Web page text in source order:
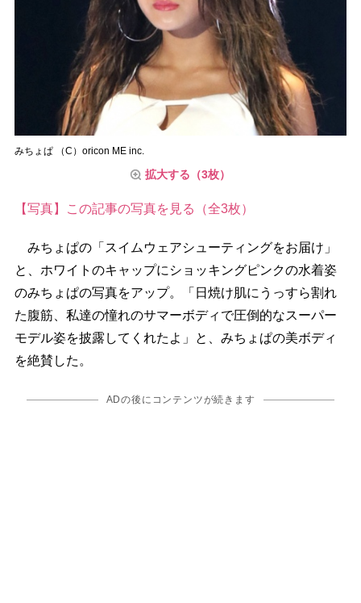
みちょぱ （C）oricon ME inc.
拡大する（3枚）
【写真】この記事の写真を見る（全3枚）
みちょぱの「スイムウェアシューティングをお届け」
と、ホワイトのキャップにショッキングピンクの水着姿
のみちょぱの写真をアップ。「日焼け肌にうっすら割れ
た腹筋、私達の憧れのサマーボディで圧倒的なスーパー
モデル姿を披露してくれたよ」と、みちょぱの美ボディ
を絶賛した。
ADの後にコンテンツが続きます